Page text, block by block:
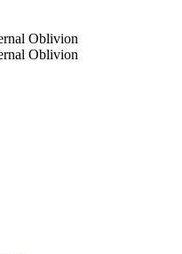
Oblivion
Oblivion